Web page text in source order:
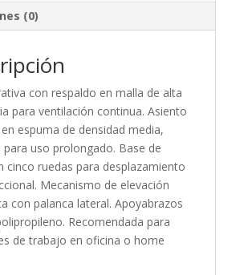
(0)
con respaldo en malla de alta
para ventilación continua. Asiento
espuma de densidad media,
para uso prolongado. Base de
cinco ruedas para desplazamiento
Mecanismo de elevación
con palanca lateral. Apoyabrazos
Recomendada para
de trabajo en oficina o home